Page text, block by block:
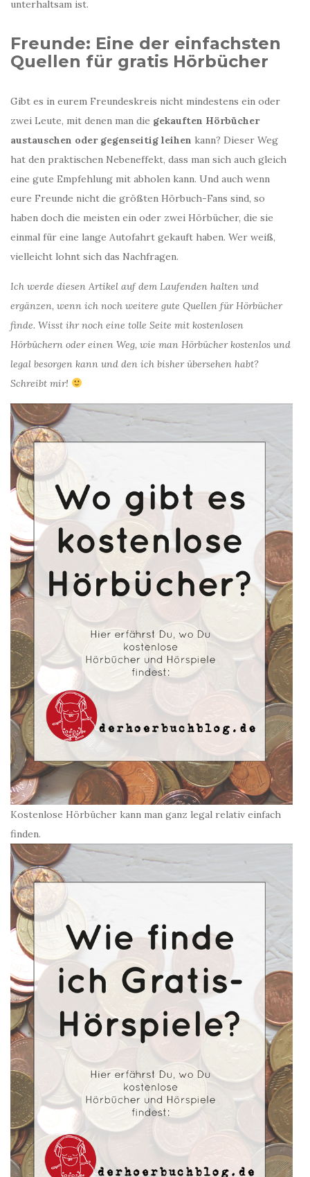
unterhaltsam ist.
Freunde: Eine der einfachsten
Quellen für gratis Hörbücher
Gibt es in eurem Freundeskreis nicht mindestens ein oder
zwei Leute, mit denen man die gekauften Hörbücher
austauschen oder gegenseitig leihen kann? Dieser Weg
hat den praktischen Nebeneffekt, dass man sich auch gleich
eine gute Empfehlung mit abholen kann. Und auch wenn
eure Freunde nicht die größten Hörbuch-Fans sind, so
haben doch die meisten ein oder zwei Hörbücher, die sie
einmal für eine lange Autofahrt gekauft haben. Wer weiß,
vielleicht lohnt sich das Nachfragen.
Ich werde diesen Artikel auf dem Laufenden halten und
ergänzen, wenn ich noch weitere gute Quellen für Hörbücher
finde. Wisst ihr noch eine tolle Seite mit kostenlosen
Hörbüchern oder einen Weg, wie man Hörbücher kostenlos und
legal besorgen kann und den ich bisher übersehen habt?
Schreibt mir!
Kostenlose Hörbücher kann man ganz legal relativ einfach
finden.